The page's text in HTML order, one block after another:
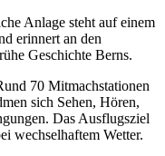
Anlage steht auf einem
erinnert an den
Geschichte Berns.
70 Mitmachstationen
sich Sehen, Hören,
Das Ausflugsziel
wechselhaftem Wetter.